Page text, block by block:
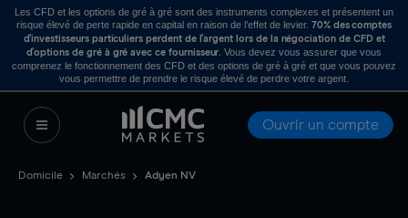
Les CFD et les options de gré à gré sont des instruments complexes et présentent un
risque élevé de perte rapide en capital en raison de l’effet de levier. 70% des comptes
d’investisseurs particuliers perdent de l’argent lors de la négociation de CFD et
d’options de gré à gré avec ce fournisseur . Vous devez vous assurer que vous
comprenez le fonctionnement des CFD et des options de gré à gré et que vous pouvez
vous permettre de prendre le risque élevé de perdre votre argent.
Ouvrir un compte
Domicile Marchés Adyen NV